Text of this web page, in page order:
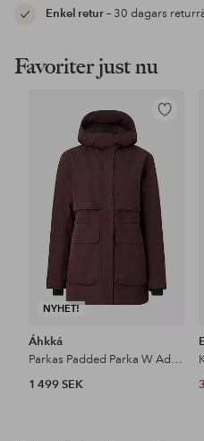
Enkel retur– 30 dagars
Favoriter just nu
NYHET!
Lägg
i
favoriter
Áhkká
Parkas Padded Parka W Adjustable Waist
1 499 SEK